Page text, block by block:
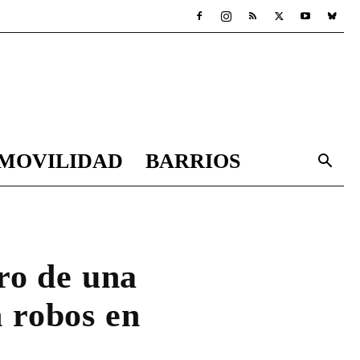
BARRIOS
de una
en